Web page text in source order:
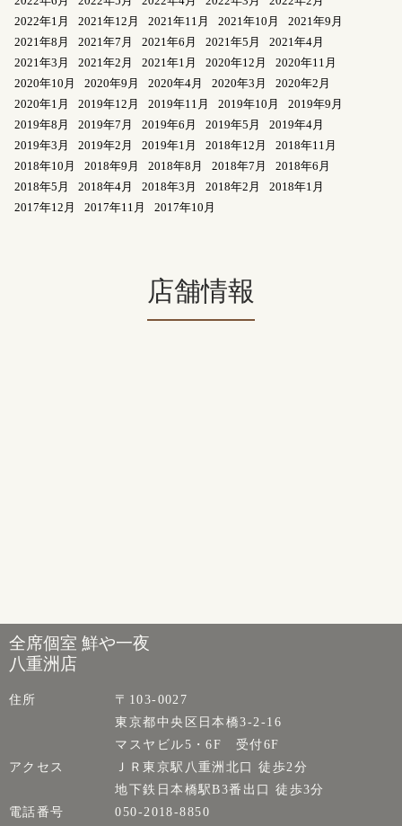
2022年1月
2021年12月 2021年11月 2021年10月
2021年9月
2021年8月
2021年7月 2021年6月 2021年5月
2021年4月
2021年3月
2021年2月 2021年1月 2020年12月
2020年11月
2020年10月
2020年9月 2020年4月 2020年3月
2020年2月
2020年1月
2019年12月 2019年11月 2019年10月
2019年9月
2019年8月
2019年7月 2019年6月 2019年5月
2019年4月
2019年3月
2019年2月 2019年1月 2018年12月
2018年11月
2018年10月
2018年9月 2018年8月 2018年7月
2018年6月
2018年5月
2018年4月 2018年3月 2018年2月
2018年1月
2017年12月
2017年11月 2017年10月
店舗情報
全席個室 鮮や一夜
八重洲店
住所
〒103-0027
東京都中央区日本橋3-2-16
マスヤビル5・6F 受付6F
アクセス
ＪＲ東京駅八重洲北口 徒歩2分
地下鉄日本橋駅B3番出口 徒歩3分
電話番号
050-2018-8850